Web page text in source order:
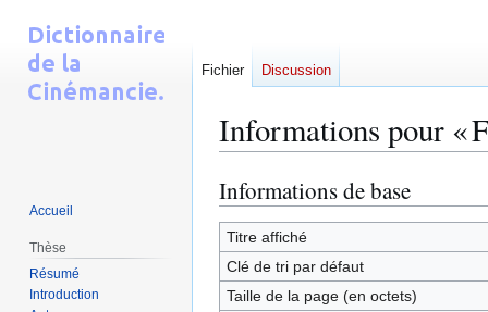
Informations pour «
Aller
à
la
navigation
Aller
à
la
recherche
Informations de base
Titre affiché
Clé de tri par défaut
Taille de la page (en octets)
Fichier Discussion
Accueil
Thèse
Résumé
Introduction